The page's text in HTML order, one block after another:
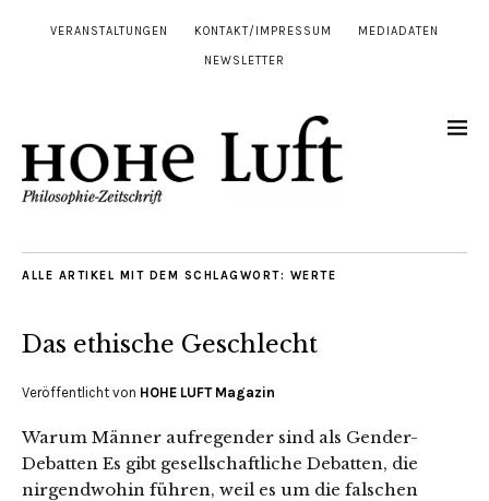
VERANSTALTUNGEN KONTAKT/IMPRESSUM MEDIADATEN
NEWSLETTER
ALLE ARTIKEL MIT DEM SCHLAGWORT: WERTE
Das ethische Geschlecht
Veröffentlicht von HOHE LUFT Magazin
Warum Männer aufregender sind als Gender-
Debatten Es gibt gesellschaftliche Debatten, die
nirgendwohin führen, weil es um die falschen